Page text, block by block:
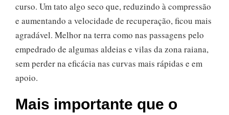
curso. Um tato algo seco que, reduzindo à compressão
e aumentando a velocidade de recuperação, ficou mais
agradável. Melhor na terra como nas passagens pelo
empedrado de algumas aldeias e vilas da zona raiana,
sem perder na eficácia nas curvas mais rápidas e em
apoio.
Mais importante que o